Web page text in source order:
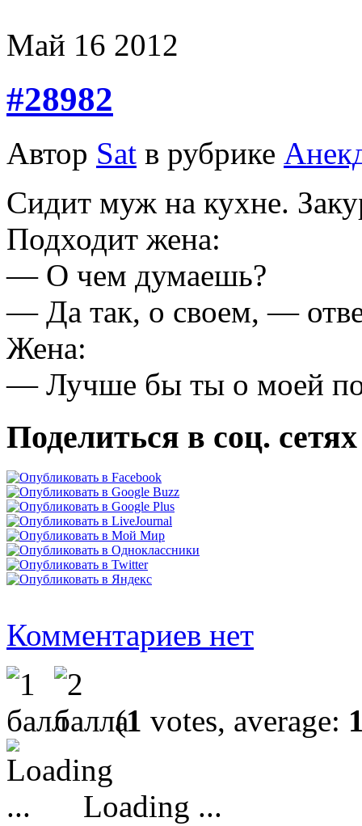
Май 16 2012
#28982
Автор Sat в рубрике
Сидит муж на кухне.
Подходит жена:
— О чем думаешь?
— Да так, о своем, —
Жена:
— Лучше бы ты о моей
Поделиться в соц. сетях
Комментариев нет
(1 votes, average:
Loading ...